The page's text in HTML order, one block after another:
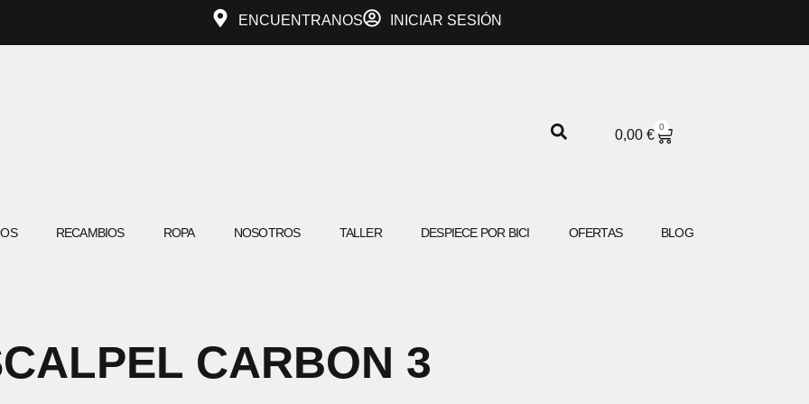
ENCUENTRANOS INICIAR SESIÓN
0,00 €
0
CARRITO
RECAMBIOS ROPA NOSOTROS TALLER DESPIECE POR BICI OFERTAS BLOG
CARBON 3